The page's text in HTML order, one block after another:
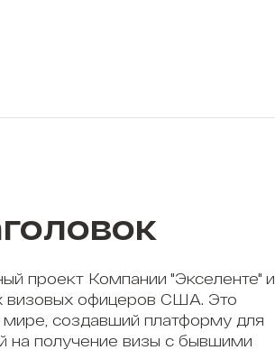
проект Компании "Экселенте" и
визовых офицеров США. Это
создавший платформу для
на получение визы с бывшими